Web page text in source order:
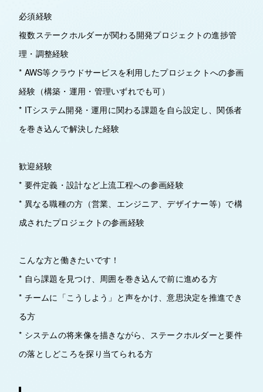
必須経験
複数ステークホルダーが関わる開発プロジェクトの進捗管
理・調整経験
* AWS等クラウドサービスを利用したプロジェクトへの参画
経験（構築・運用・管理いずれでも可）
* ITシステム開発・運用に関わる課題を自ら設定し、関係者
を巻き込んで解決した経験
歓迎経験
* 要件定義・設計など上流工程への参画経験
* 異なる職種の方（営業、エンジニア、デザイナー等）で構
成されたプロジェクトの参画経験
こんな方と働きたいです！
* 自ら課題を見つけ、周囲を巻き込んで前に進める方
* チームに「こうしよう」と声をかけ、意思決定を推進でき
る方
* システムの将来像を描きながら、ステークホルダーと要件
の落としどころを探り当てられる方